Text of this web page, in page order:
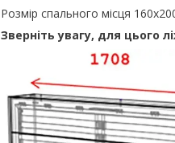
Розмір спального місця
Зверніть увагу, для цього